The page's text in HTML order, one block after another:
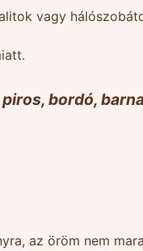
vagy
bordó,
az öröm nem